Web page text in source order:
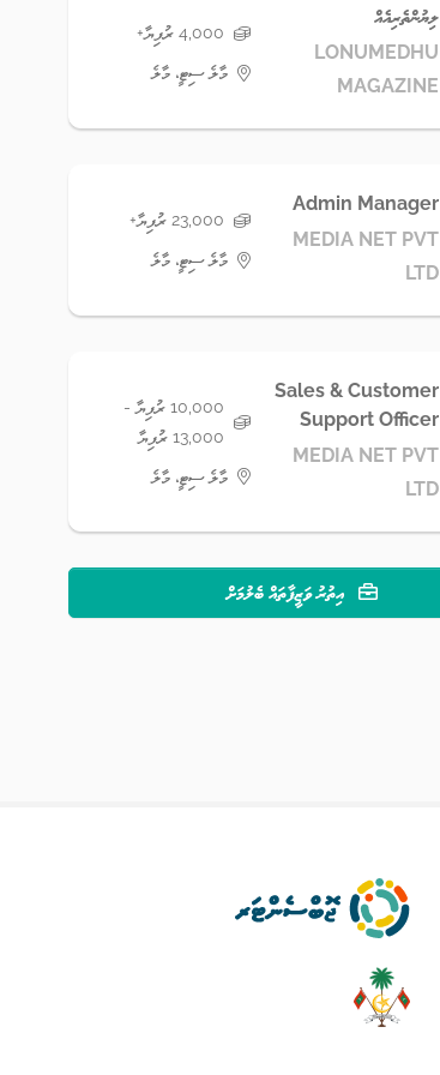
ލިޔުންތެރިއެއް
LONUMEDHU
MAGAZINE
4,000 ރުފިޔާ+
މާލެ ސިޓީ، މާލެ
Admin Manager
MEDIA NET PVT
LTD
23,000 ރުފިޔާ+
މާލެ ސިޓީ، މާލެ
Sales & Customer
Support Officer
MEDIA NET PVT
LTD
10,000 ރުފިޔާ -
13,000 ރުފިޔާ
މާލެ ސިޓީ، މާލެ
އިތުރު ވަޒީފާތައް ބެލުމަށް